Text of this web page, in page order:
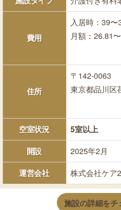
費用
入居時：39〜
月額：26.81
住所
〒142-0063
東京都品川区
空室状況
5室以上
開設
2025年2月
運営会社
株式会社ケア
施設の詳細をチ